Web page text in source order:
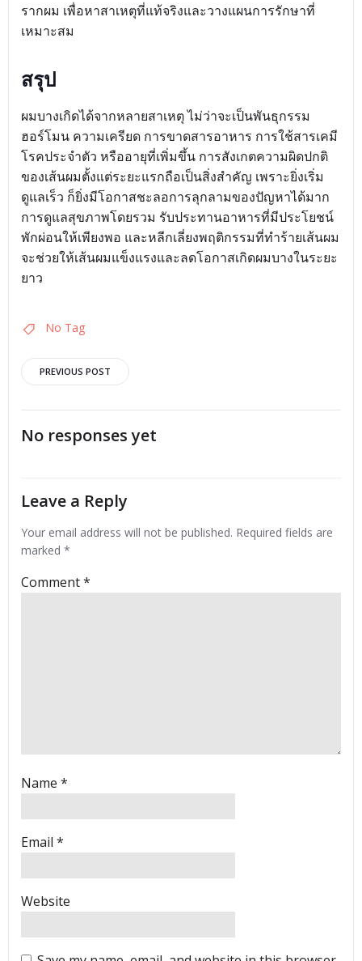
รากผม เพื่อหาสาเหตุที่แท้จริงและวางแผนการรักษาที่
เหมาะสม
สรุป
ผมบางเกิดได้จากหลายสาเหตุ ไม่ว่าจะเป็นพันธุกรรม
ฮอร์โมน ความเครียด การขาดสารอาหาร การใช้สารเคมี
โรคประจำตัว หรืออายุที่เพิ่มขึ้น การสังเกตความผิดปกติ
ของเส้นผมตั้งแต่ระยะแรกถือเป็นสิ่งสำคัญ เพราะยิ่งเริ่ม
ดูแลเร็ว ก็ยิ่งมีโอกาสชะลอการลุกลามของปัญหาได้มาก
การดูแลสุขภาพโดยรวม รับประทานอาหารที่มีประโยชน์
พักผ่อนให้เพียงพอ และหลีกเลี่ยงพฤติกรรมที่ทำร้ายเส้นผม
จะช่วยให้เส้นผมแข็งแรงและลดโอกาสเกิดผมบางในระยะ
ยาว
No Tag
Post
navigation
PREVIOUS POST
No responses yet
Leave a Reply
Your email address will not be published. Required fields are
marked *
Comment*
Name *
Email *
Website